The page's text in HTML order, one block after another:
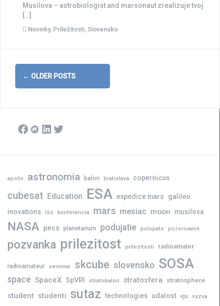
Musilova – astrobiologist and marsonaut zrealizuje tvoj
[…]
Novinky, Príležitosti Slovensko
Posts
navigation
← OLDER POSTS
Facebook
Meetup
LinkedIn
Twitter
apollo astronomia balon bratislava copernicus
cubesat Education ESA expedice mars
galileo
inovations iss konferencia mars mesiac moon musilova
NASA pecs planetarium podujatie polopate pozorovanie
pozvanka prilezitost prilezitosti radioamater
radioamateur seminar skcube slovensko SOSA
space SpaceX SpVRI stratobalon stratosfera stratosphere
student studenti sutaz technologies udalost vju vyzva